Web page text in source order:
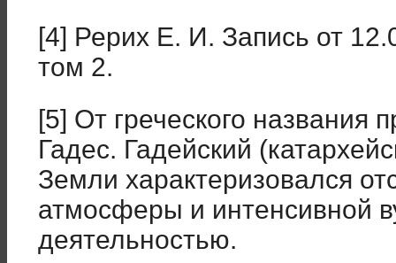
[4] Рерих Е. И. Запись от
том 2.
[5] От греческого названия
Гадес. Гадейский
Земли характеризовался
атмосферы и интенсивной
деятельностью.